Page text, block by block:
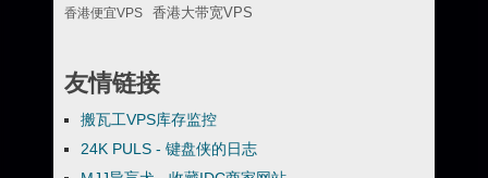
香港便宜VPS 香港大带宽VPS
友情链接
搬瓦工VPS库存监控
24K PULS - 键盘侠的日志